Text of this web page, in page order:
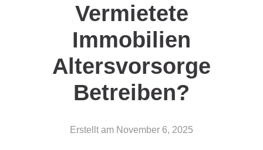
Vermietete
Immobilien
Altersvorsorge
Betreiben?
Erstellt am November 6, 2025